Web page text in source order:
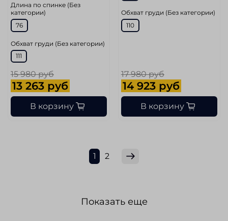
Длина по спинке (Без
категории)
76
Обхват груди (Без категории)
111
15 980 руб
13 263 руб
В корзину
Обхват груди (Без категории)
110
17 980 руб
14 923 руб
В корзину
1 2
Показать еще